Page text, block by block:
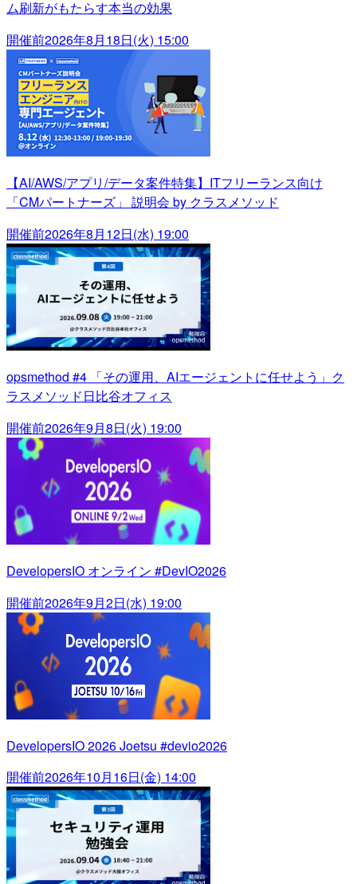
ム刷新がもたらす本当の効果
開催前2026年8月18日(火) 15:00
【AI/AWS/アプリ/データ案件特集】ITフリーランス向け
「CMパートナーズ」 説明会 by クラスメソッド
開催前2026年8月12日(水) 19:00
opsmethod #4 「その運用、AIエージェントに任せよう」ク
ラスメソッド日比谷オフィス
開催前2026年9月8日(火) 19:00
DevelopersIO オンライン #DevIO2026
開催前2026年9月2日(水) 19:00
DevelopersIO 2026 Joetsu #devio2026
開催前2026年10月16日(金) 14:00